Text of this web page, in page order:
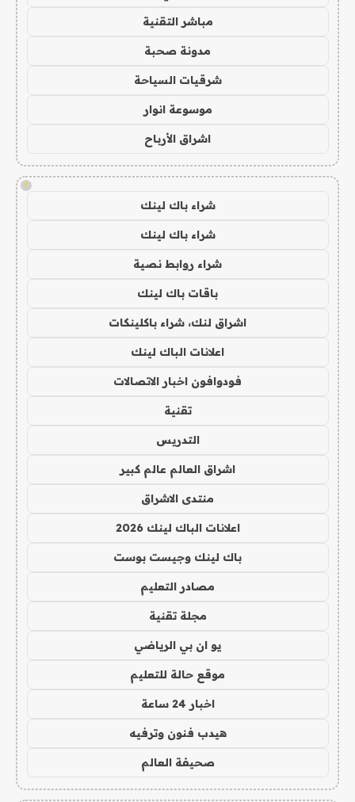
مباشر التقنية
مدونة صحبة
شرقيات السياحة
موسوعة انوار
اشراق الأرباح
!
شراء باك لينك
شراء باك لينك
شراء روابط نصية
باقات باك لينك
اشراق لنك، شراء باكلينكات
اعلانات الباك لينك
فودوافون اخبار الاتصالات
تقنية
التدريس
اشراق العالم عالم كبير
منتدى الاشراق
اعلانات الباك لينك 2026
باك لينك وجيست بوست
مصادر التعليم
مجلة تقنية
يو ان بي الرياضي
موقع حالة للتعليم
اخبار 24 ساعة
هيدب فنون وترفيه
صحيفة العالم